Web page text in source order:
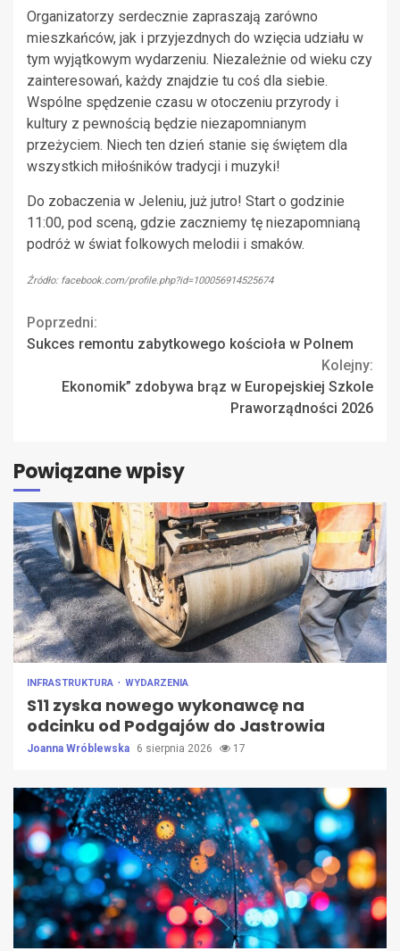
Organizatorzy serdecznie zapraszają zarówno
mieszkańców, jak i przyjezdnych do wzięcia udziału w
tym wyjątkowym wydarzeniu. Niezależnie od wieku czy
zainteresowań, każdy znajdzie tu coś dla siebie.
Wspólne spędzenie czasu w otoczeniu przyrody i
kultury z pewnością będzie niezapomnianym
przeżyciem. Niech ten dzień stanie się świętem dla
wszystkich miłośników tradycji i muzyki!
Do zobaczenia w Jeleniu, już jutro! Start o godzinie
11:00, pod sceną, gdzie zaczniemy tę niezapomnianą
podróż w świat folkowych melodii i smaków.
Źródło: facebook.com/profile.php?id=100056914525674
Continue
Poprzedni:
Sukces remontu zabytkowego kościoła w Polnem
Kolejny:
Ekonomik” zdobywa brąz w Europejskiej Szkole
Praworządności 2026
Powiązane wpisy
INFRASTRUKTURA WYDARZENIA
S11 zyska nowego wykonawcę na
odcinku od Podgajów do Jastrowia
Joanna Wróblewska 6 sierpnia 2026 17